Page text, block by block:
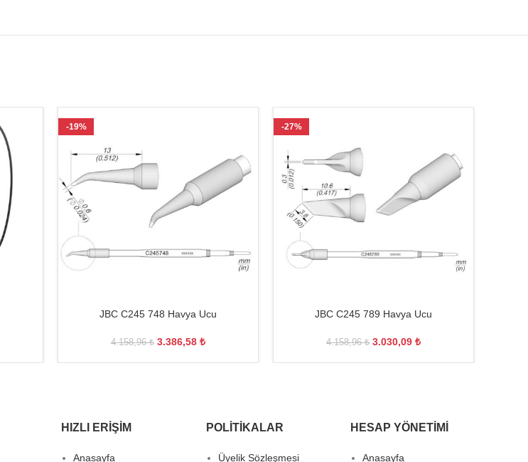
-19%
JBC C245 748 Havya Ucu
4.158,96₺ 3.386,58 ₺
-27%
JBC C245 789 Havya Ucu
4.158,96₺ 3.030,09 ₺
HIZLI ERIŞIM
Anasayfa
POLITIKALAR
Üyelik Sözleşmesi
HESAP YÖNETIMI
Anasayfa